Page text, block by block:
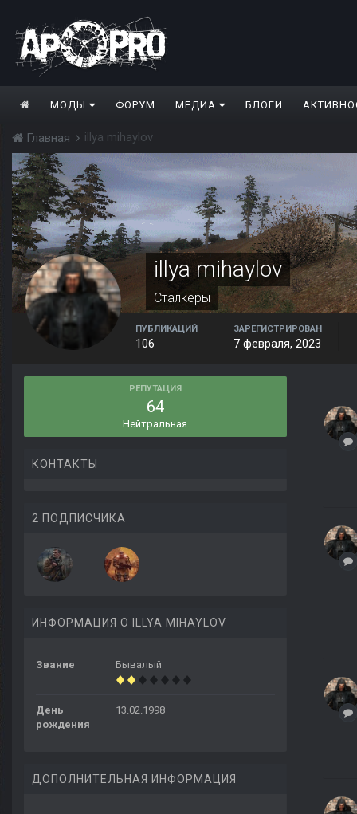
МОДЫ ФОРУМ МЕДИА БЛОГИ
Главная illya mihaylov
illya mihaylov
Сталкеры
ПУБЛИКАЦИЙ
106
ЗАРЕГИСТРИРОВАН
7 февраля, 2023
РЕПУТАЦИЯ
64
Нейтральная
КОНТАКТЫ
2 ПОДПИСЧИКА
ИНФОРМАЦИЯ О ILLYA MIHAYLOV
Звание Бывалый
День
рождения
13.02.1998
ДОПОЛНИТЕЛЬНАЯ ИНФОРМАЦИЯ